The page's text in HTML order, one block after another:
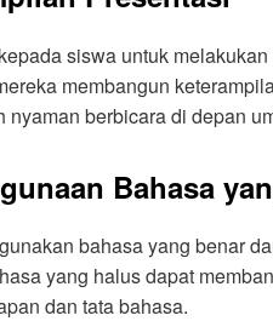
siswa untuk
membangun
nyaman berbicara di depan
Bahasa
bahasa yang benar
yang halus dapat
dan tata bahasa.